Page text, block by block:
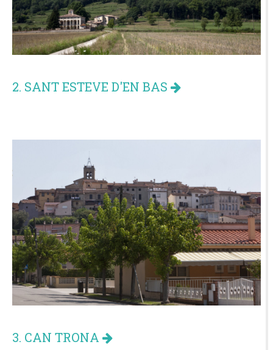
2. SANT ESTEVE D'EN BAS
3. CAN TRONA